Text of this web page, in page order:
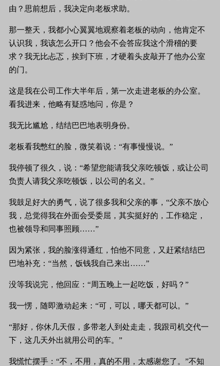
由？思前想后，我决定向老板求助。
那一整天，我都小心翼翼地观察着老板的动向，他肯定不
认识我，我该怎么开口？他会不会答应我这个滑稽的要
求？我无比忐忑，挨到下班，才硬着头皮敲开了他办公室
的门。
这是我在公司工作大半年后，第一次走进老板的办公室。
看我进来，他略有疑惑地问，你是？
我无比尴尬，结结巴巴地表明身份。
老板看我憋红的脸，微笑着说：“有事慢慢说。”
我停顿了很久，说：“希望您能请我父亲吃顿饭，或让公司
负责人请我父亲吃顿饭，以公司的名义。”
我鼓足好大的勇气，说了很多我和父亲的事，“父亲不放心
我，总觉得我在外面会受委屈，其实挺好的，工作稳定，
也被领导和同事照顾……”
因为紧张，我的脸涨得通红，怕他不同意，又赶紧结结巴
巴地补充：“当然，饭钱我自己来出……”
没等我说完，他回应：“周五晚上一起吃饭，好吗？”
我一愣，随即激动起来：“可，可以，哪天都可以。”
“那好，你休几天假，多带老人到处走走，我跟司机交代一
下，这几天外出就用公司的车。”
我慌忙摆手：“不，不用，真的不用，太感谢您了。”不知